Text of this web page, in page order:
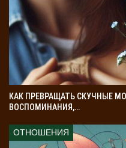
КАК ПРЕВРАЩАТЬ СКУЧНЫЕ
ВОСПОМИНАНИЯ,…
ОТНОШЕНИЯ